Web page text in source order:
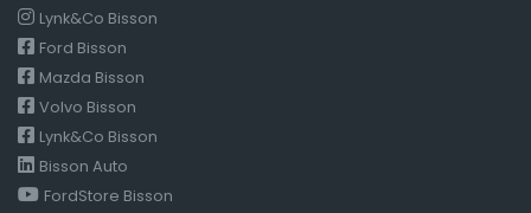
Lynk&Co Bisson
Ford Bisson
Mazda Bisson
Volvo Bisson
Lynk&Co Bisson
Bisson Auto
FordStore Bisson